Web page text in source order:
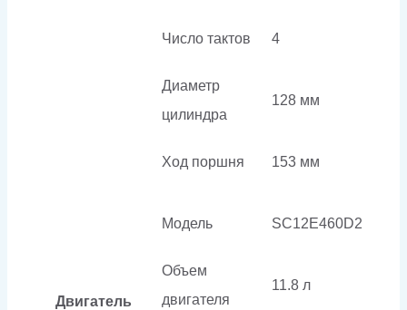
Двигатель
Число тактов 4
Диаметр
цилиндра
128 мм
Ход поршня 153 мм
Модель SC12E460D2
Объем
двигателя
11.8 л